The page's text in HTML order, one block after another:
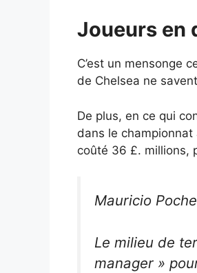
Joueurs en
C’est un mensonge
de Chelsea ne
De plus, en ce qui
dans le
coûté 36 £. millions,
Mauricio
Le milieu de
manager »